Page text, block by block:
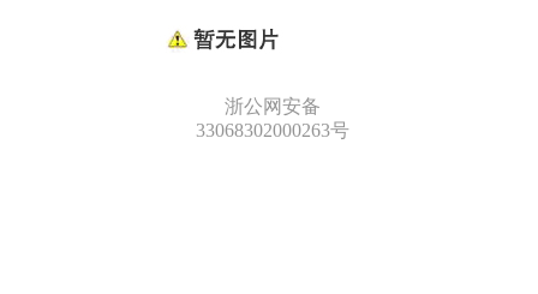
浙公网安备
33068302000263号